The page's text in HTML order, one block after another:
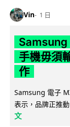
Vin 1 日
Samsung
手機毋須
作
Samsung 電子
表示，品牌正推
文